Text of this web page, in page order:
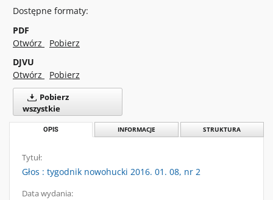
Dostępne formaty:
PDF
Otwórz
Pobierz
DJVU
Otwórz
Pobierz
Pobierz
wszystkie
OPIS INFORMACJE STRUKTURA
Tytuł:
Głos : tygodnik nowohucki 2016. 01. 08, nr 2
Data wydania: